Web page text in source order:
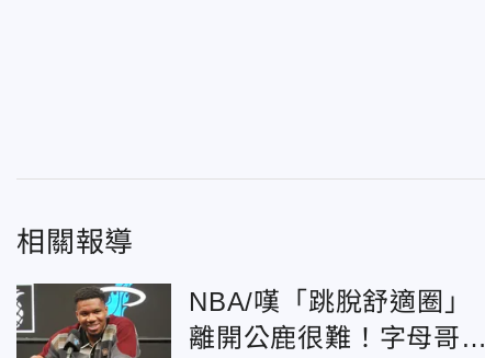
相關報導
NBA/嘆「跳脫舒適圈」
離開公鹿很難！字母哥：